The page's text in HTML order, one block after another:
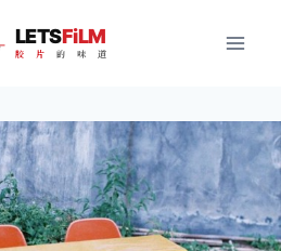
LETSFiLM
胶 片 的 味 道